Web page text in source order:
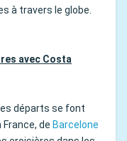
à travers le globe.
avec Costa
départs se font
France, de Barcelone